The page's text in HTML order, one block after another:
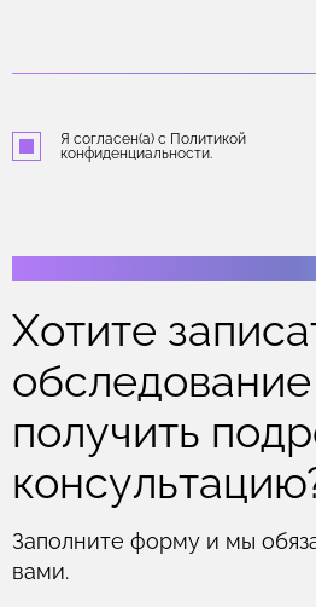
Я согласен(а) с Политикой
конфиденциальности.
Хотите
получить
Заполните форму и мы
вами.